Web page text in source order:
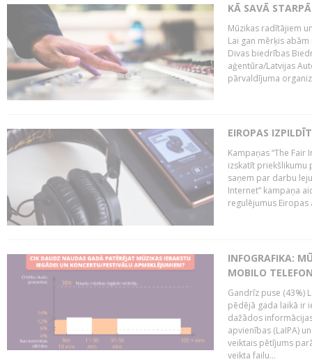
KĀ SAVĀ
Mūzikas radītājiem
Lai gan mērķis
Divas biedrības
aģentūra/Latvijas
pārvaldījuma
EIROPAS
Kampaņas “The
izskatīt priekšlikumu
saņem par darbu
Internet” kampaņa
regulējumus
INFOGRAFIKA:
MOBILO
Gandrīz puse (43%)
pēdējā gada laikā ir
dažādos
apvienības (LaIPA)
veiktais pētījums
veikta failu...